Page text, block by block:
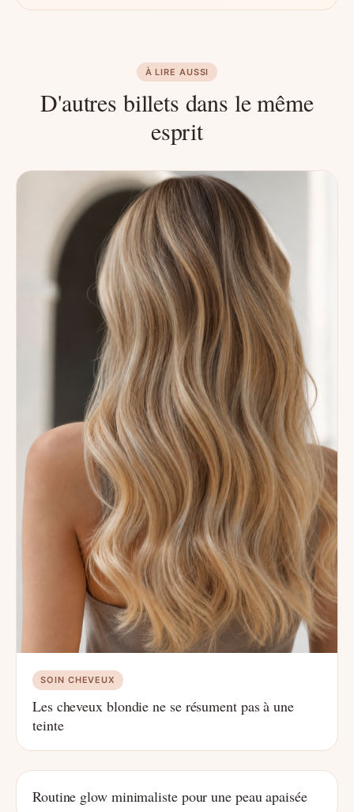
À LIRE AUSSI
D'autres billets dans le même
esprit
SOIN CHEVEUX
Les cheveux blondie ne se résument pas à une
teinte
Routine glow minimaliste pour une peau apaisée